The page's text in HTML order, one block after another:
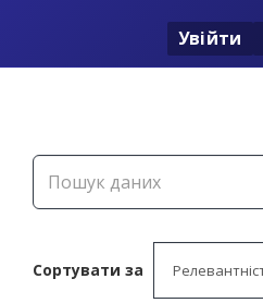
Увійти
Сортувати за